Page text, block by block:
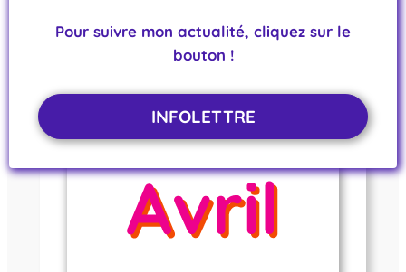
Pour suivre mon actualité, cliquez sur le
bouton !
INFOLETTRE
14 mai 2025